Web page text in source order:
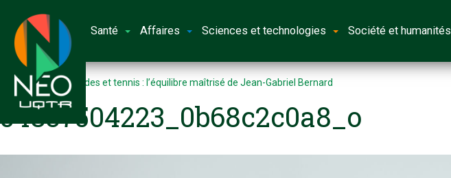
Santé Affaires Sciences et technologies Société et humanités
Accueil Entre études et tennis : l’équilibre maîtrisé de Jean-Gabriel Bernard
54837504223_0b68c2c0a8_o